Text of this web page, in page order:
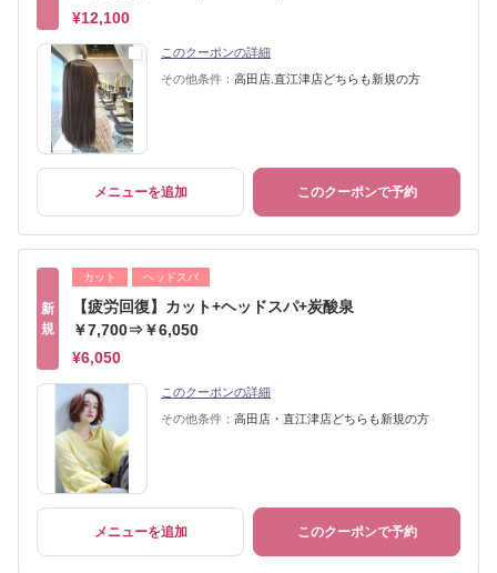
¥12,100
このクーポンの詳細
その他条件： 高田店.直江津店どちらも新規の方
メニューを追加 このクーポンで予約
新
規
カット ヘッドスパ
【疲労回復】カット+ヘッドスパ+炭酸泉
￥7,700⇒￥6,050
¥6,050
このクーポンの詳細
その他条件： 高田店・直江津店どちらも新規の方
メニューを追加 このクーポンで予約